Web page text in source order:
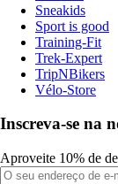
Sneakids
Sport is good
Training-Fit
Trek-Expert
TripNBikers
Vélo-Store
Inscreva-se na
Aproveite 10% de